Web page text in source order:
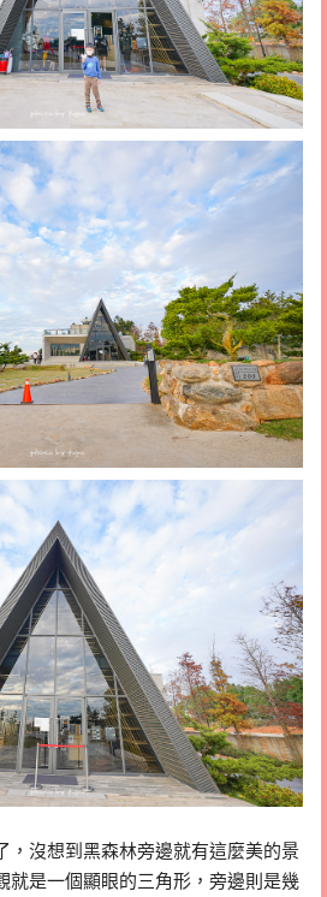
，沒想到黑森林旁邊就有這麼美的景
就是一個顯眼的三角形，旁邊則是幾